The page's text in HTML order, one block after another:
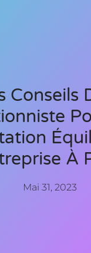
Conseils
À
Mai 31, 2023